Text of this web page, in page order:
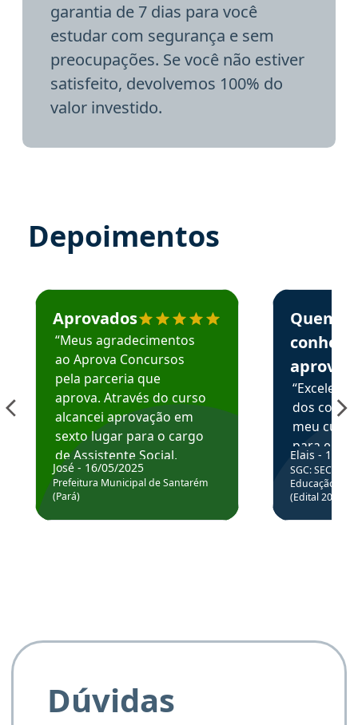
garantia de 7 dias para você
estudar com segurança e sem
preocupações. Se você não estiver
satisfeito, devolvemos 100% do
valor investido.
Depoimentos
Estudante José recomenda o Aprova Concursos em
Aprovados
“Meus agradecimentos
ao Aprova Concursos
pela parceria que
aprova. Através do curso
alcancei aprovação em
sexto lugar para o cargo
de Assistente Social.
Hoje estou atuando na
Prefeitura de Santarém.
José - 16/05/2025
Prefeitura Municipal de Santarém
(Pará)
Estudante
Quem
aprova
dos
meu
para
colocar
através
de
Elais - 15/
SGC: SEC BA
Educação
(Edital
Dúvidas